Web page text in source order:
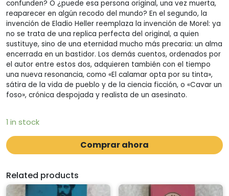
confunden? O ¿puede esa persona original, una vez muerta,
reaparecer en algún recodo del mundo? En el segundo, la
invención de Eladio Heller reemplaza la invención de Morel: ya
no se trata de una replica perfecta del original, a quien
sustituye, sino de una eternidad mucho más precaria: un alma
encerrada en un bastidor. Los demás cuentos, ordenados por
el autor entre estos dos, adquieren también con el tiempo
una nueva resonancia, como «El calamar opta por su tinta»,
sátira de la vida de pueblo y de la ciencia ficción, o «Cavar un
foso», crónica despojada y realista de un asesinato.
1 in stock
Comprar ahora
Related products